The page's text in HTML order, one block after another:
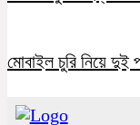
মোবাইল চুরি নিয়ে দুই